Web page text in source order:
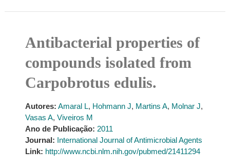
Antibacterial properties of
compounds isolated from
Carpobrotus edulis.
Autores: Amaral L, Hohmann J, Martins A, Molnar J,
Vasas A, Viveiros M
Ano de Publicação: 2011
Journal: International Journal of Antimicrobial Agents
Link: http://www.ncbi.nlm.nih.gov/pubmed/21411294